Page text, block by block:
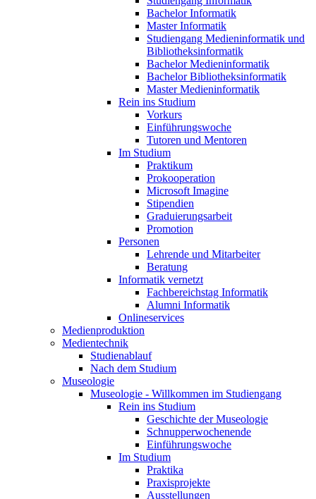
Bachelor Informatik
Master Informatik
Studiengang Medieninformatik und
Bibliotheksinformatik
Bachelor Medieninformatik
Bachelor Bibliotheksinformatik
Master Medieninformatik
Rein ins Studium
Vorkurs
Einführungswoche
Tutoren und Mentoren
Im Studium
Praktikum
Prokooperation
Microsoft Imagine
Stipendien
Graduierungsarbeit
Promotion
Personen
Lehrende und Mitarbeiter
Beratung
Informatik vernetzt
Fachbereichstag Informatik
Alumni Informatik
Onlineservices
Medienproduktion
Medientechnik
Studienablauf
Nach dem Studium
Museologie
Museologie - Willkommen im Studiengang
Rein ins Studium
Geschichte der Museologie
Schnupperwochenende
Einführungswoche
Im Studium
Praktika
Praxisprojekte
Ausstellungen